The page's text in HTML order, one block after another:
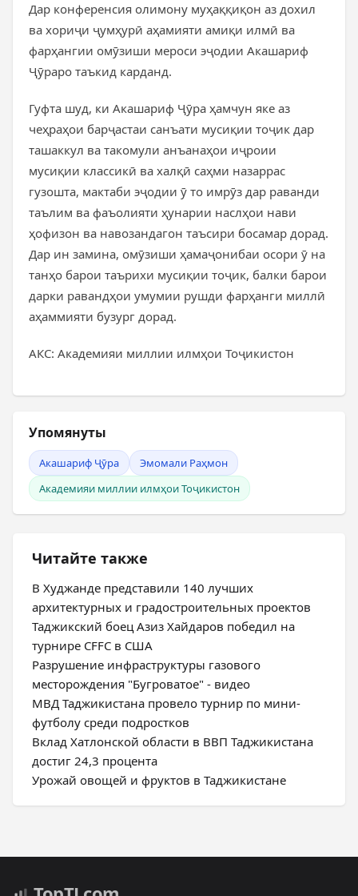
Дар конференсия олимону муҳаққиқон аз дохил
ва хориҷи ҷумҳурӣ аҳамияти амиқи илмӣ ва
фарҳангии омӯзиши мероси эҷодии Акашариф
Ҷӯраро таъкид карданд.
Гуфта шуд, ки Акашариф Ҷӯра ҳамчун яке аз
чеҳраҳои барҷастаи санъати мусиқии тоҷик дар
ташаккул ва такомули анъанаҳои иҷроии
мусиқии классикӣ ва халқӣ саҳми назаррас
гузошта, мактаби эҷодии ӯ то имрӯз дар раванди
таълим ва фаъолияти ҳунарии наслҳои нави
ҳофизон ва навозандагон таъсири босамар дорад.
Дар ин замина, омӯзиши ҳамаҷонибаи осори ӯ на
танҳо барои таърихи мусиқии тоҷик, балки барои
дарки равандҳои умумии рушди фарҳанги миллӣ
аҳаммияти бузург дорад.
АКС: Академияи миллии илмҳои Тоҷикистон
Упомянуты
Акашариф Ҷӯра
Эмомали Раҳмон
Академияи миллии илмҳои Тоҷикистон
Читайте также
В Худжанде представили 140 лучших
архитектурных и градостроительных проектов
Таджикский боец Азиз Хайдаров победил на
турнире CFFC в США
Разрушение инфраструктуры газового
месторождения "Бугроватое" - видео
МВД Таджикистана провело турнир по мини-
футболу среди подростков
Вклад Хатлонской области в ВВП Таджикистана
достиг 24,3 процента
Урожай овощей и фруктов в Таджикистане